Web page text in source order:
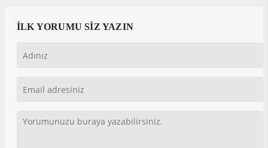
İLK YORUMU SİZ YAZIN